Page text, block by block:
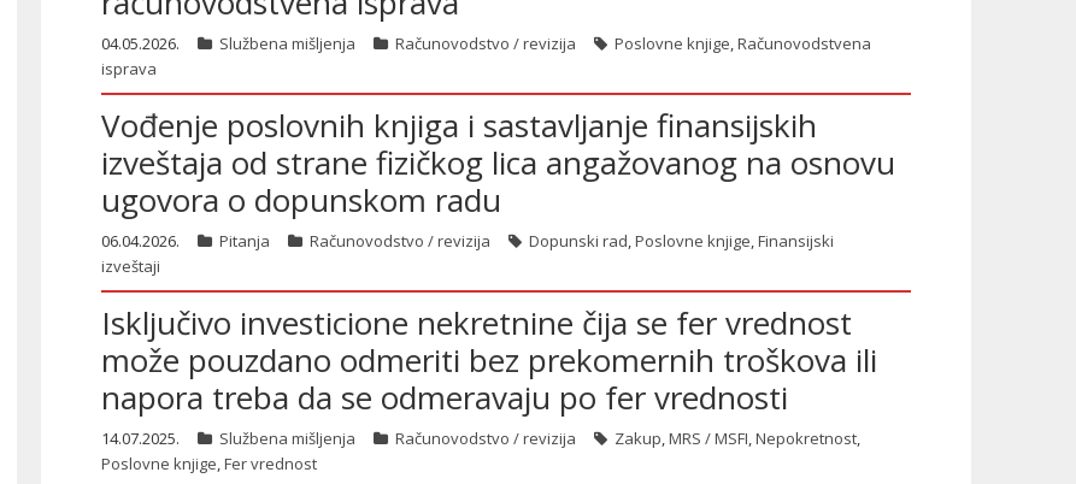
04.05.2026. Službena mišljenja Računovodstvo / revizija Poslovne knjige,Računovodstvena
isprava
Vođenje poslovnih knjiga i sastavljanje finansijskih
izveštaja od strane fizičkog lica angažovanog na osnovu
ugovora o dopunskom radu
06.04.2026. Pitanja Računovodstvo / revizija Dopunski rad,Poslovne knjige,Finansijski
izveštaji
Isključivo investicione nekretnine čija se fer vrednost
može pouzdano odmeriti bez prekomernih troškova ili
napora treba da se odmeravaju po fer vrednosti
14.07.2025. Službena mišljenja Računovodstvo / revizija Zakup,MRS / MSFI,Nepokretnost,
Poslovne knjige,Fer vrednost